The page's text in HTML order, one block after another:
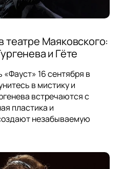
театре Маяковского:
и Гёте
«Фауст» 16 сентября в
в мистику и
встречаются с
пластика и
незабываемую